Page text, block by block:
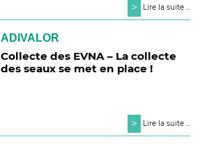
> Lire la suite ...
ADIVALOR
Collecte des EVNA – La collecte
des seaux se met en place !
> Lire la suite ...